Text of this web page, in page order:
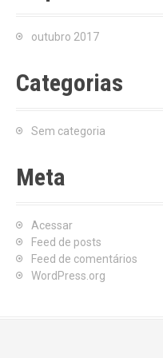
outubro 2017
Categorias
Sem categoria
Meta
Acessar
Feed de posts
Feed de comentários
WordPress.org